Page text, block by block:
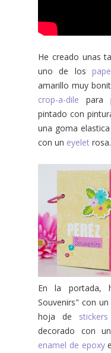
He creado unas
uno de los
amarillo muy
crop-a-dile para
pintado con
una goma
con un eyelet rosa.
En la portada,
Souvenirs" con un
hoja de stickers
decorado con
enamel de epoxy